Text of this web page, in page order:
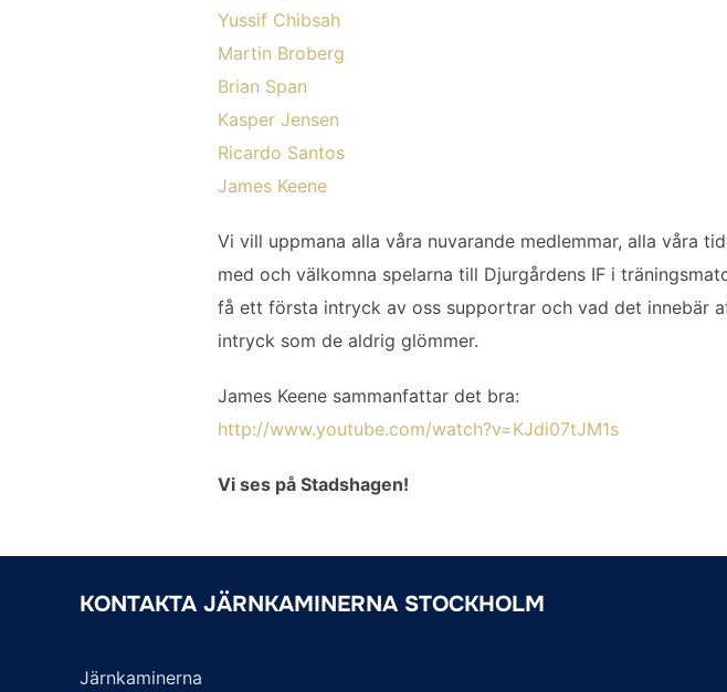
Yussif Chibsah
Martin Broberg
Brian Span
Kasper Jensen
Ricardo Santos
James Keene
Vi vill uppmana alla våra nuvarande medlemmar, alla våra
med och välkomna spelarna till Djurgårdens IF i
få ett första intryck av oss supportrar och vad det innebär
intryck som de aldrig glömmer.
James Keene sammanfattar det bra:
http://www.youtube.com/watch?v=KJdi07tJM1s
Vi ses på Stadshagen!
KONTAKTA JÄRNKAMINERNA STOCKHOLM
Järnkaminerna